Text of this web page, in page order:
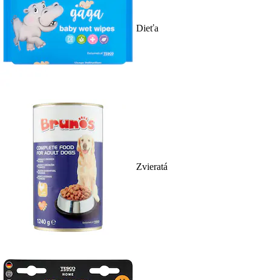
Dieťa
Zvieratá